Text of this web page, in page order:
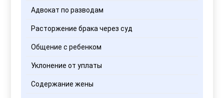
Адвокат по разводам
Расторжение брака через суд
Общение с ребенком
Уклонение от уплаты
Содержание жены